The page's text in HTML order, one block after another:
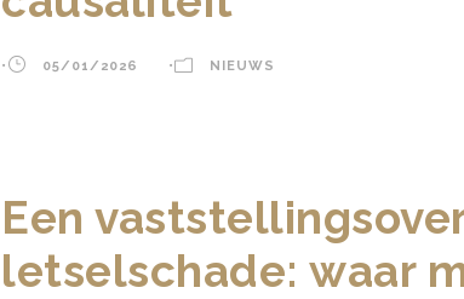
• 05/01/2026 • NIEUWS
Een
letselschade: waar